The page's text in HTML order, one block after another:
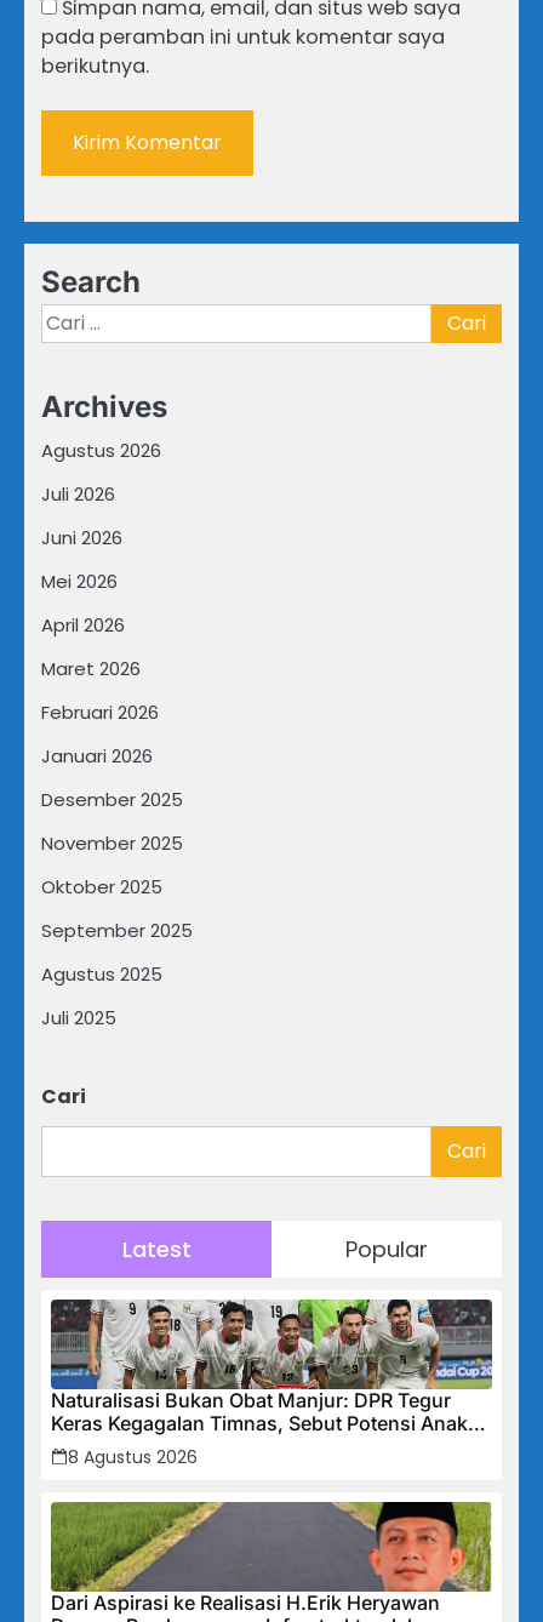
Simpan nama, email, dan situs web saya
pada peramban ini untuk komentar saya
berikutnya.
Search
Cari
untuk:
Archives
Agustus 2026
Juli 2026
Juni 2026
Mei 2026
April 2026
Maret 2026
Februari 2026
Januari 2026
Desember 2025
November 2025
Oktober 2025
September 2025
Agustus 2025
Juli 2025
Cari
Cari
Latest Popular
Naturalisasi Bukan Obat Manjur: DPR Tegur
Keras Kegagalan Timnas, Sebut Potensi Anak
Bangsa Terabaikan Demi “Jalan Pintas”
8 Agustus 2026
Dari Aspirasi ke Realisasi H.Erik Heryawan